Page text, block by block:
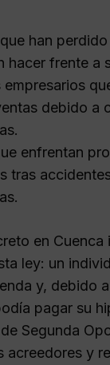
han
hacer frente a
empresarios
debido a
enfrentan
tras
en Cuenca
ley: un
y, debido
pagar su
Segunda
acreedores y